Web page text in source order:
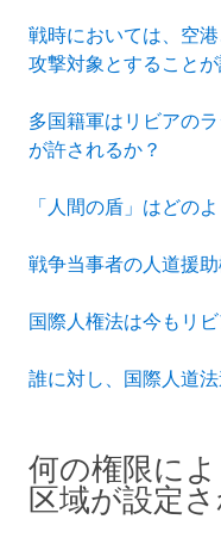
戦時においては、空
攻撃対象とすること
多国籍軍はリビアの
が許されるか？
「人間の盾」はどの
戦争当事者の人道援
国際人権法は今もリ
誰に対し、国際人道
何の権限に
区域が設定